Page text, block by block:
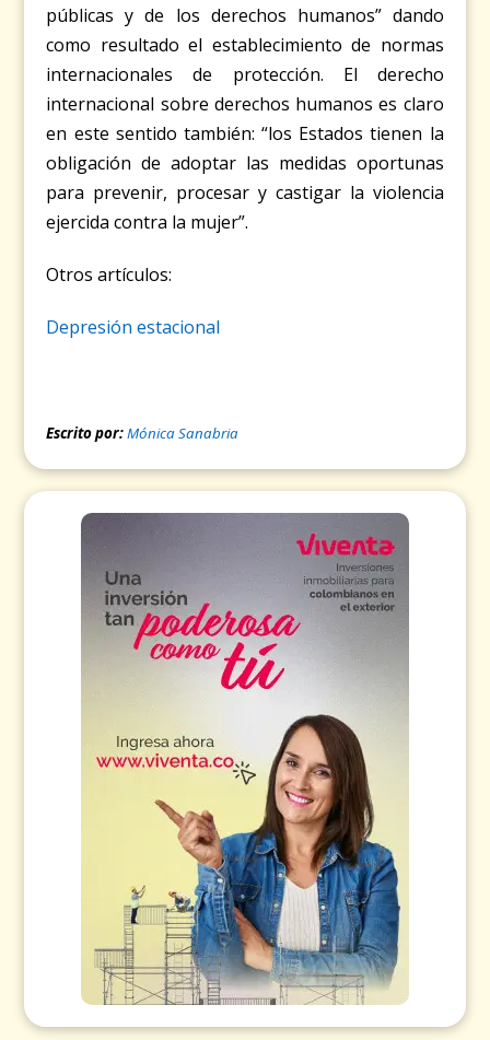
públicas y de los derechos humanos” dando
como resultado el establecimiento de normas
internacionales de protección. El derecho
internacional sobre derechos humanos es claro
en este sentido también: “los Estados tienen la
obligación de adoptar las medidas oportunas
para prevenir, procesar y castigar la violencia
ejercida contra la mujer”.
Otros artículos:
Depresión estacional
Escrito por:Mónica Sanabria